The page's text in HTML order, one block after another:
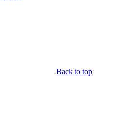
Back to top